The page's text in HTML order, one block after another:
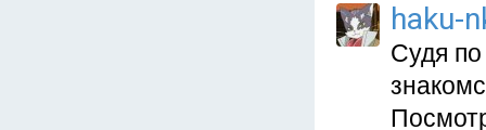
haku-
Судя